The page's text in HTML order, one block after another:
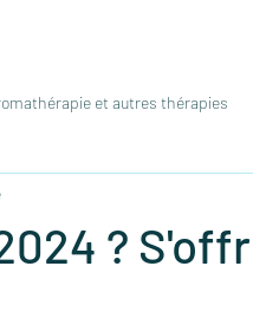
et autres thérapies
?